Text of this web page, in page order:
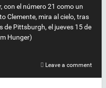
con el número 21 como un
Clemente, mira al cielo, tras
Pittsburgh, el jueves 15 de
Hunger)
Leave a comment